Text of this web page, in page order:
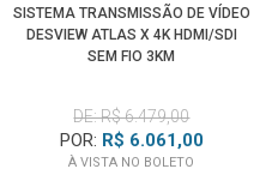
SISTEMA TRANSMISSÃO DE VÍDEO
DESVIEW ATLAS X 4K HDMI/SDI
SEM FIO 3KM
DE: R$ 6.479,00
POR: R$ 6.061,00
À VISTA NO BOLETO